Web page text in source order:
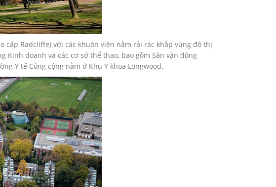
Radcliffe) với các khuôn viên nằm rải rác khắp vùng đô thị
Kinh doanh và các cơ sở thể thao, bao gồm Sân vận động
Y tế Công cộng nằm ở Khu Y khoa Longwood.